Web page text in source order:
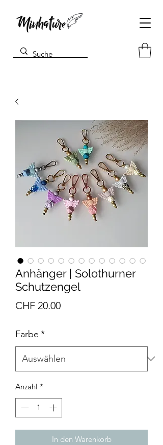
Anhänger | Solothurner
Schutzengel
CHF 20.00Preis
Farbe *
Anzahl *
In den Warenkorb